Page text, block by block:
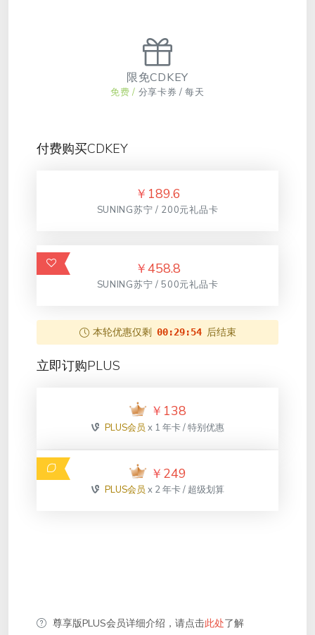
限免CDKEY
免费 / 分享卡券 / 每天
付费购买CDKEY
￥ 189.6
SUNING苏宁 / 200元礼品卡
￥458.8
SUNING苏宁 / 500元礼品卡
本轮优惠仅剩 00:29:54 后结束
立即订购PLUS
￥ 138
PLUS会员x 1 年卡 / 特别优惠
￥ 249
PLUS会员x 2 年卡 / 超级划算
尊享版PLUS会员详细介绍，请点击此处了解